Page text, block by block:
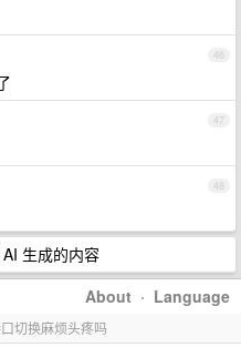
46
47
48
生成的内容
About · Language
切换麻烦头疼吗